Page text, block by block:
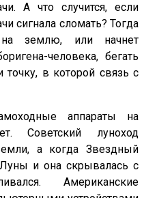
А что случится, если
сигнала сломать? Тогда
землю, или начнет
человека, бегать
точку, в которой связь с
аппараты на
Советский луноход
а когда Звездный
и она скрывалась с
Американские